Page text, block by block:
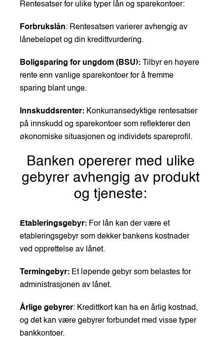
Rentesatser for ulike typer lån og sparekontoer:
Forbrukslån: Rentesatsen varierer avhengig av
lånebeløpet og din kredittvurdering.
Boligsparing for ungdom (BSU): Tilbyr en høyere
rente enn vanlige sparekontoer for å fremme
sparing blant unge.
Innskuddsrenter: Konkurransedyktige rentesatser
på innskudd og sparekontoer som reflekterer den
økonomiske situasjonen og individets spareprofil.
Banken opererer med ulike
gebyrer avhengig av produkt
og tjeneste:
Etableringsgebyr: For lån kan der være et
etableringsgebyr som dekker bankens kostnader
ved opprettelse av lånet.
Termingebyr: Et løpende gebyr som belastes for
administrasjonen av lånet.
Årlige gebyrer: Kredittkort kan ha en årlig kostnad,
og det kan være gebyrer forbundet med visse typer
bankkontoer.